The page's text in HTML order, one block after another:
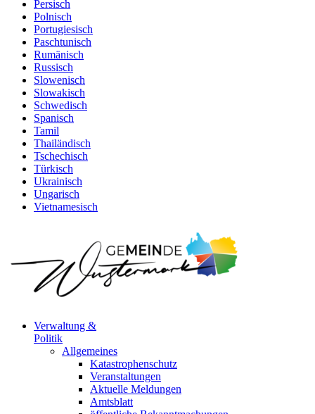
Persisch
Polnisch
Portugiesisch
Paschtunisch
Rumänisch
Russisch
Slowenisch
Slowakisch
Schwedisch
Spanisch
Tamil
Thailändisch
Tschechisch
Türkisch
Ukrainisch
Ungarisch
Vietnamesisch
Verwaltung &
Politik
Allgemeines
Katastrophenschutz
Veranstaltungen
Aktuelle Meldungen
Amtsblatt